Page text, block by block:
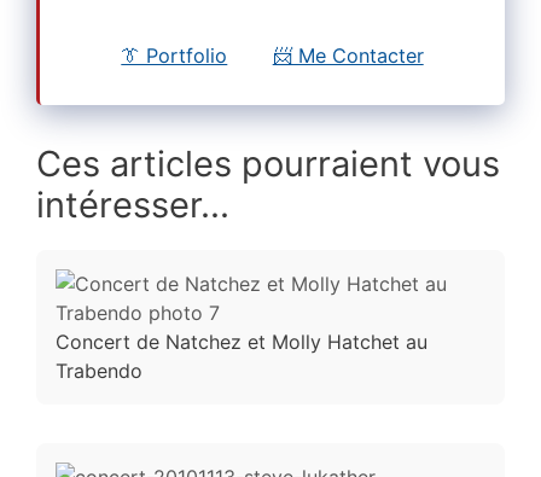
👔 Portfolio 📨 Me Contacter
Ces articles pourraient vous
intéresser...
Concert de Natchez et Molly Hatchet au
Trabendo